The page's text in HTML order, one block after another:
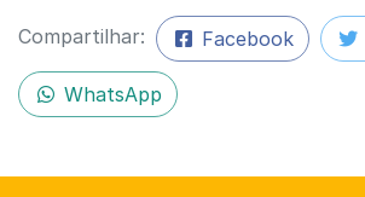
Compartilhar: Facebook
WhatsApp